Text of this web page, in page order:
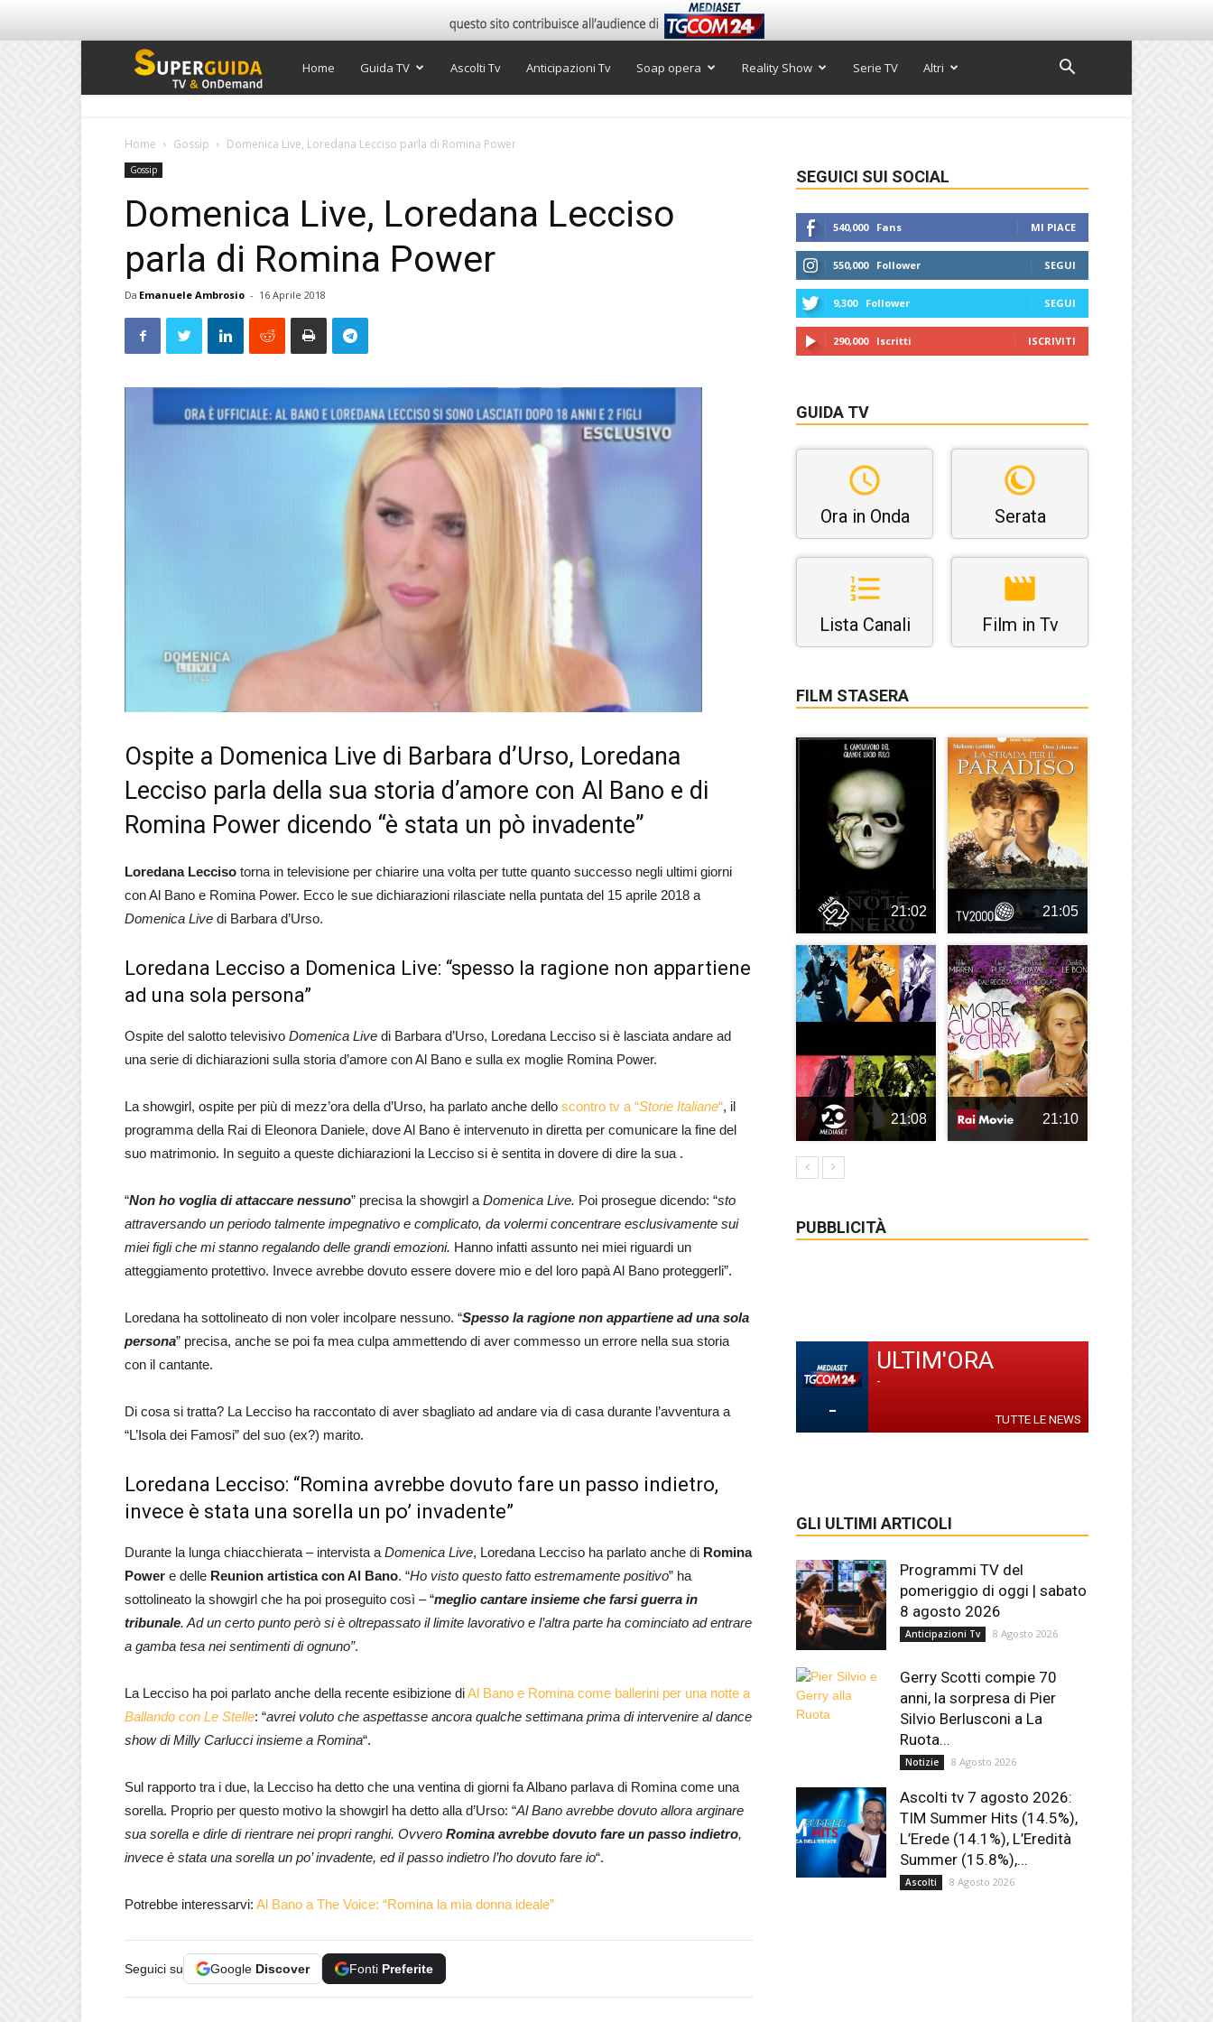
Super
Home Guida TV Ascolti Tv Anticipazioni Tv Soap opera Reality Show Serie TV Altri
Home Gossip Domenica Live, Loredana Lecciso parla di Romina Power
Gossip
Domenica Live, Loredana Lecciso
parla di Romina Power
Da Emanuele Ambrosio - 16 Aprile 2018
Ospite a Domenica Live di Barbara d’Urso, Loredana
Lecciso parla della sua storia d’amore con Al Bano e di
Romina Power dicendo “è stata un pò invadente”
Loredana Lecciso torna in televisione per chiarire una volta per tutte quanto successo negli ultimi giorni
con Al Bano e Romina Power. Ecco le sue dichiarazioni rilasciate nella puntata del 15 aprile 2018 a
Domenica Live di Barbara d’Urso.
Loredana Lecciso a Domenica Live: “spesso la ragione non appartiene
ad una sola persona”
Ospite del salotto televisivo Domenica Live di Barbara d’Urso, Loredana Lecciso si è lasciata andare ad
una serie di dichiarazioni sulla storia d’amore con Al Bano e sulla ex moglie Romina Power.
La showgirl, ospite per più di mezz’ora della d’Urso, ha parlato anche dello scontro tv a “Storie Italiane“, il
programma della Rai di Eleonora Daniele, dove Al Bano è intervenuto in diretta per comunicare la fine del
suo matrimonio. In seguito a queste dichiarazioni la Lecciso si è sentita in dovere di dire la sua .
“Non ho voglia di attaccare nessuno” precisa la showgirl a Domenica Live. Poi prosegue dicendo: “sto
attraversando un periodo talmente impegnativo e complicato, da volermi concentrare esclusivamente sui
miei figli che mi stanno regalando delle grandi emozioni. Hanno infatti assunto nei miei riguardi un
atteggiamento protettivo. Invece avrebbe dovuto essere dovere mio e del loro papà Al Bano proteggerli”.
Loredana ha sottolineato di non voler incolpare nessuno. “Spesso la ragione non appartiene ad una sola
persona” precisa, anche se poi fa mea culpa ammettendo di aver commesso un errore nella sua storia
con il cantante.
Di cosa si tratta? La Lecciso ha raccontato di aver sbagliato ad andare via di casa durante l’avventura a
“L’Isola dei Famosi” del suo (ex?) marito.
Loredana Lecciso: “Romina avrebbe dovuto fare un passo indietro,
invece è stata una sorella un po’ invadente”
Durante la lunga chiacchierata – intervista a Domenica Live, Loredana Lecciso ha parlato anche di Romina
Power e delle Reunion artistica con Al Bano. “Ho visto questo fatto estremamente positivo” ha
sottolineato la showgirl che ha poi proseguito così – “meglio cantare insieme che farsi guerra in
tribunale. Ad un certo punto però si è oltrepassato il limite lavorativo e l’altra parte ha cominciato ad entrare
a gamba tesa nei sentimenti di ognuno”.
La Lecciso ha poi parlato anche della recente esibizione diAl Bano e Romina come ballerini per una notte a
Ballando con Le Stelle: “avrei voluto che aspettasse ancora qualche settimana prima di intervenire al dance
show di Milly Carlucci insieme a Romina“.
Sul rapporto tra i due, la Lecciso ha detto che una ventina di giorni fa Albano parlava di Romina come una
sorella. Proprio per questo motivo la showgirl ha detto alla d’Urso: “Al Bano avrebbe dovuto allora arginare
sua sorella e dirle di rientrare nei propri ranghi. Ovvero Romina avrebbe dovuto fare un passo indietro,
invece è stata una sorella un po’ invadente, ed il passo indietro l’ho dovuto fare io“.
Potrebbe interessarvi: Al Bano a The Voice: “Romina la mia donna ideale”
Seguici su Google Discover Fonti Preferite
SEGUICI SUI SOCIAL
540,000 Fans MI PIACE
550,000 Follower SEGUI
9,300 Follower SEGUI
290,000 Iscritti ISCRIVITI
GUIDA TV
Ora in Onda Serata
Lista Canali Film in Tv
FILM STASERA
21:02 21:05
21:08 21:10
PUBBLICITÀ
-
ULTIM'ORA
-
TUTTE LE NEWS
GLI ULTIMI ARTICOLI
Programmi TV del
pomeriggio di oggi | sabato
8 agosto 2026
Anticipazioni Tv 8 Agosto 2026
Gerry Scotti compie 70
anni, la sorpresa di Pier
Silvio Berlusconi a La
Ruota...
Notizie 8 Agosto 2026
Ascolti tv 7 agosto 2026:
TIM Summer Hits (14.5%),
L’Erede (14.1%), L’Eredità
Summer (15.8%),...
Ascolti 8 Agosto 2026